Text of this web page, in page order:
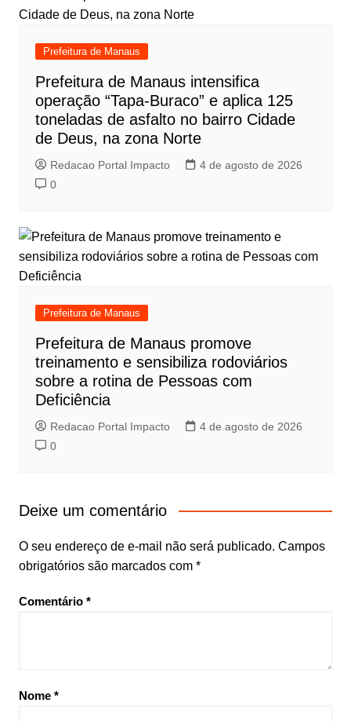
Prefeitura de Manaus
Prefeitura de Manaus intensifica
operação “Tapa-Buraco” e aplica 125
toneladas de asfalto no bairro Cidade
de Deus, na zona Norte
Redacao Portal Impacto
4 de agosto de 2026
0
Prefeitura de Manaus
Prefeitura de Manaus promove
treinamento e sensibiliza rodoviários
sobre a rotina de Pessoas com
Deficiência
Redacao Portal Impacto
4 de agosto de 2026
0
Deixe um comentário
O seu endereço de e-mail não será publicado. Campos
obrigatórios são marcados com *
Comentário *
Nome *